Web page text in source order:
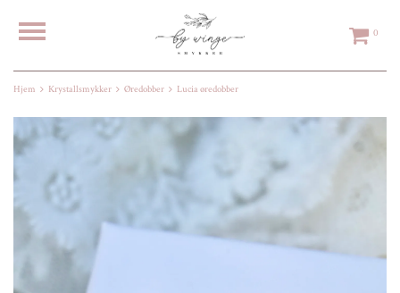
0
Hjem Krystallsmykker Øredobber Lucia øredobber